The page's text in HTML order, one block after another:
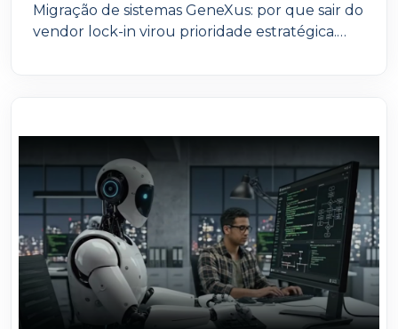
tornou uma estratégia de
sobrevivência?
Migração de sistemas GeneXus: por que sair do
vendor lock-in virou prioridade estratégica.